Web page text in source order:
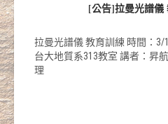
[公告]拉曼光譜儀
拉曼光譜儀 教育訓練 時間：3/
台大地質系313教室 講者：昇
理